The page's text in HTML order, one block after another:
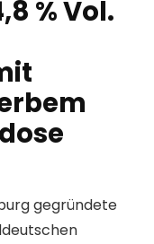
% Vol.
gegründete